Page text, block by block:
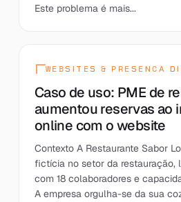
Este problema é mais...
WEBSITES & PRESENCA
Caso de uso: PME de
aumentou reservas ao
online com o website
Contexto A Restaurante Sabor
fictícia no setor da restauração,
com 18 colaboradores e
A empresa orgulha-se da sua